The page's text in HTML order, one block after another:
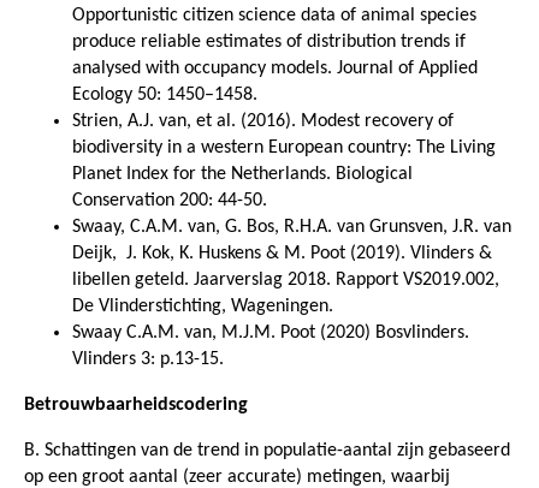
Opportunistic citizen science data of animal species
produce reliable estimates of distribution trends if
analysed with occupancy models. Journal of Applied
Ecology 50: 1450–1458.
Strien, A.J. van, et al. (2016). Modest recovery of
biodiversity in a western European country: The Living
Planet Index for the Netherlands. Biological
Conservation 200: 44-50.
Swaay, C.A.M. van, G. Bos, R.H.A. van Grunsven, J.R. van
Deijk, J. Kok, K. Huskens & M. Poot (2019). Vlinders &
libellen geteld. Jaarverslag 2018. Rapport VS2019.002,
De Vlinderstichting, Wageningen.
Swaay C.A.M. van, M.J.M. Poot (2020) Bosvlinders.
Vlinders 3: p.13-15.
Betrouwbaarheidscodering
B. Schattingen van de trend in populatie-aantal zijn gebaseerd
op een groot aantal (zeer accurate) metingen, waarbij